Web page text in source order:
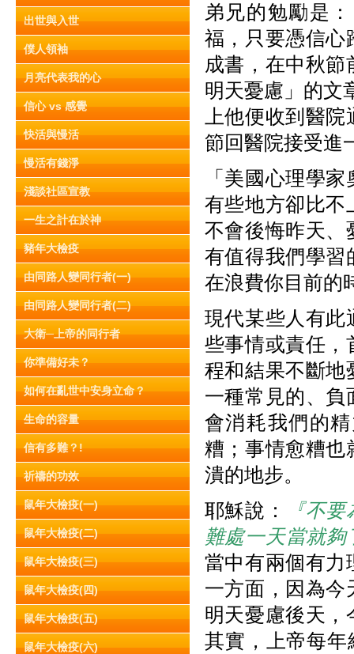
出世與入世
僕人領袖
月亮代表我的心
信心 vs 感覺
快活與慢活
慢活有錢淨
淺談社區宣教
一生之計在於神
豬年大檢疫
由同路人變同行者(一)
由同路人變同行者(二)
大衛─上帝的同行者
你準備好未？
如何在亂世中安身立命？
生命的容量
信有多難？!
祈禱的功效
鼠年大檢疫(一)
鼠年大檢疫(二)
鼠年大檢疫(三)
鼠年大檢疫(四)
鼠年大檢疫(五)
鼠年大檢疫(六)
弟兄的勉勵是
福，只要憑信心
成書，在中秋
明天憂慮」的文
上他便收到醫
節回醫院接受進
「美國心理學
有些地方卻比不
不會後悔昨天、
有值得我們學習
在浪費你目前的
現代某些人有此
些事情或責任，
程和結果不斷地
一種常見的、負
會消耗我們的
糟；事情愈糟也
潰的地步。
耶穌說：
『不
難處一天當就夠
當中有兩個有力
一方面，因為今
明天憂慮後天，
其實，上帝每